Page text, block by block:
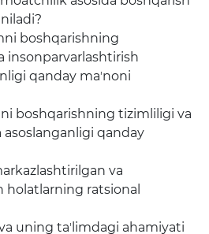
boshqarishning
insonparvarlashtirish
qanday maʼnoni
boshqarishning tizimliligi va
qanday
va
holatlarning ratsional
uning taʼlimdagi ahamiyati